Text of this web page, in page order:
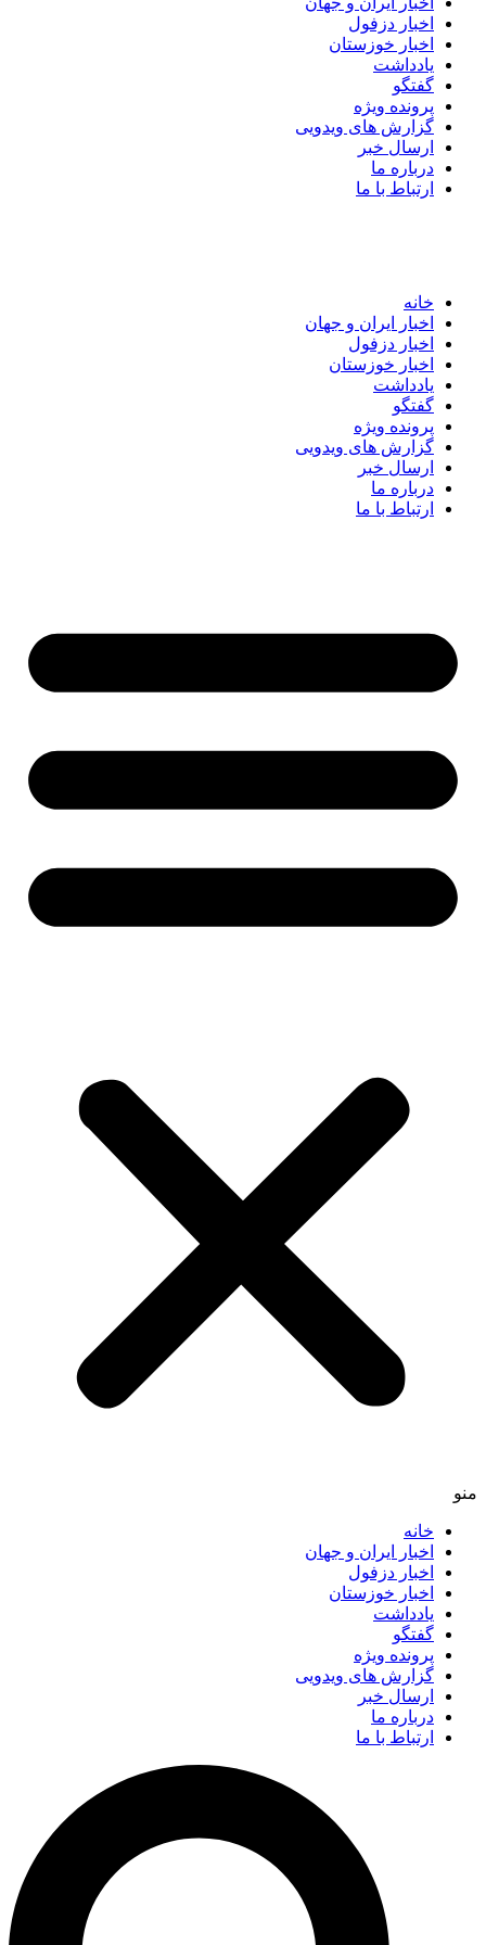
اخبار دزفول
اخبار خوزستان
یادداشت
گفتگو
پرونده ویژه
گزارش های ویدویی
ارسال خبر
درباره ما
ارتباط با ما
خانه
اخبار ایران و جهان
اخبار دزفول
اخبار خوزستان
یادداشت
گفتگو
پرونده ویژه
گزارش های ویدویی
ارسال خبر
درباره ما
ارتباط با ما
خانه
اخبار ایران و جهان
اخبار دزفول
اخبار خوزستان
یادداشت
گفتگو
پرونده ویژه
گزارش های ویدویی
ارسال خبر
درباره ما
ارتباط با ما